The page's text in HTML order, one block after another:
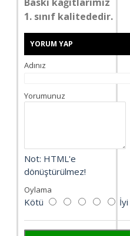
1. sınıf kalitededir.
YORUM YAP
Adınız
Yorumunuz
Not: HTML'e
dönüştürülmez!
Oylama
Kötü İyi